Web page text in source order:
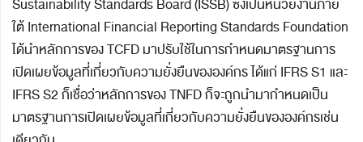
Sustainability Standards Board (ISSB) ซึ่งเป็นหน่วยงานภาย
ใต้ International Financial Reporting Standards Foundation
ได้นำหลักการของ TCFD มาปรับใช้ในการกำหนดมาตรฐานการ
เปิดเผยข้อมูลที่เกี่ยวกับความยั่งยืนขององค์กร ได้แก่ IFRS S1 และ
IFRS S2 ก็เชื่อว่าหลักการของ TNFD ก็จะถูกนำมากำหนดเป็น
มาตรฐานการเปิดเผยข้อมูลที่เกี่ยวกับความยั่งยืนขององค์กรเช่น